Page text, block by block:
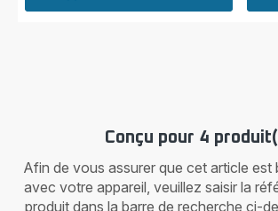
Conçu pour 4
Afin de vous assurer que cet article est
avec votre appareil, veuillez saisir la
produit dans la barre de recherche ci-